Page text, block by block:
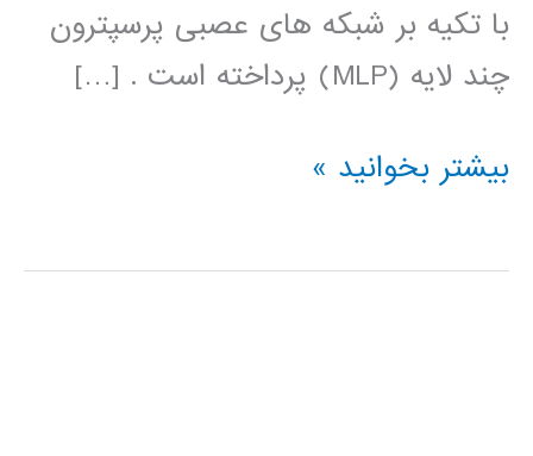
با تکیه بر شبکه های عصبی پرسپترون
چند لایه (MLP) پرداخته است . […]
آموزش
ابزار
بیشتر بخوانید »